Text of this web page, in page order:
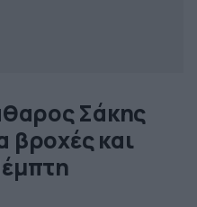
Σάκης
βροχές και